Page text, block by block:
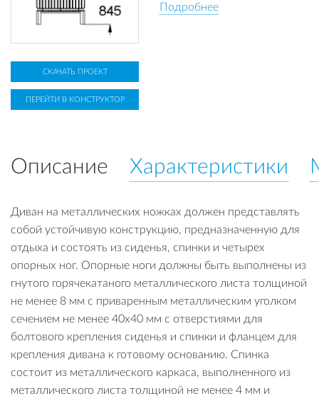
Подробнее
СКАЧАТЬ ПРОЕКТ
ПЕРЕЙТИ В КОНСТРУКТОР
Описание Характеристики
Диван на металлических ножках должен представлять
собой устойчивую конструкцию, предназначенную для
отдыха и состоять из сиденья, спинки и четырех
опорных ног. Опорные ноги должны быть выполнены из
гнутого горячекатаного металлического листа толщиной
не менее 8 мм с приваренным металлическим уголком
сечением не менее 40х40 мм с отверстиями для
болтового крепления сиденья и спинки и фланцем для
крепления дивана к готовому основанию. Спинка
состоит из металлического каркаса, выполненного из
металлического листа толщиной не менее 4 мм и